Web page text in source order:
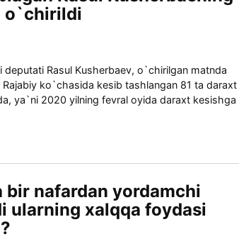
o`chirildi
deputati Rasul Kusherbaev, o`chirilgan matnda
ko`chasida kesib tashlangan 81 ta daraxt
ya`ni 2020 yilning fevral oyida daraxt kesishga
bir nafardan yordamchi
ularning xalqqa foydasi